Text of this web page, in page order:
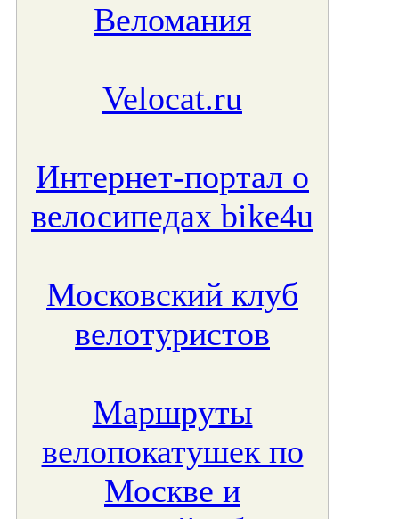
Веломания
Velocat.ru
Интернет-портал о
велосипедах bike4u
Московский клуб
велотуристов
Маршруты
велопокатушек по
Москве и